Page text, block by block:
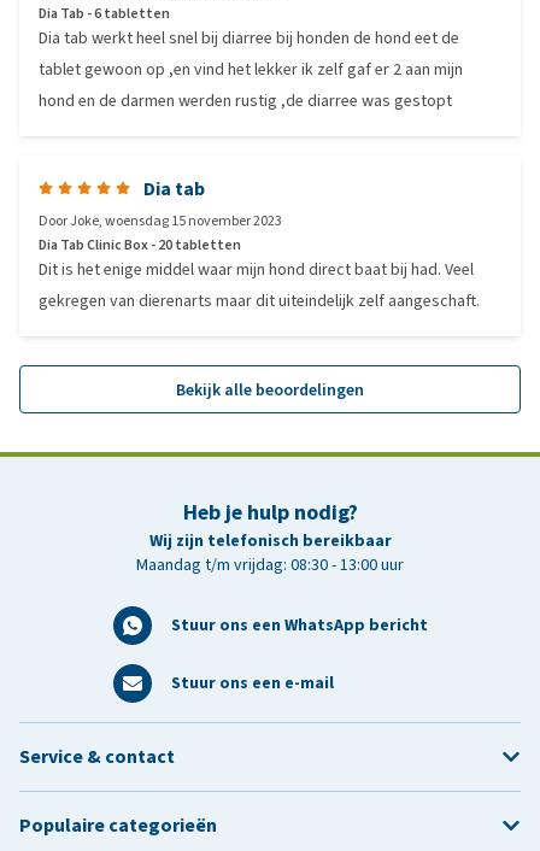
Dia Tab - 6 tabletten
Dia tab werkt heel snel bij diarree bij honden de hond eet de
tablet gewoon op ,en vind het lekker ik zelf gaf er 2 aan mijn
hond en de darmen werden rustig ,de diarree was gestopt
Dia tab
DoorJoke,woensdag 15 november 2023
Dia Tab Clinic Box - 20 tabletten
Dit is het enige middel waar mijn hond direct baat bij had. Veel
gekregen van dierenarts maar dit uiteindelijk zelf aangeschaft.
Bekijk alle beoordelingen
Heb je hulp nodig?
Wij zijn telefonisch bereikbaar
Maandag t/m vrijdag: 08:30 - 13:00 uur
Stuur ons een WhatsApp bericht
Stuur ons een e-mail
Service & contact
Populaire categorieën